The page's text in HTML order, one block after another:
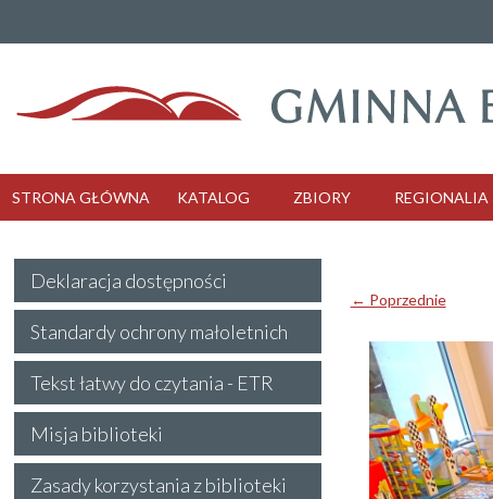
STRONA GŁÓWNA KATALOG ZBIORY REGIONALIA
← Poprzednie
Deklaracja dostępności
Standardy ochrony małoletnich
Tekst łatwy do czytania - ETR
Misja biblioteki
Zasady korzystania z biblioteki